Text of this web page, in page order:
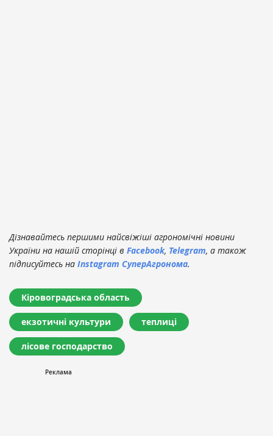
Дізнавайтесь першими найсвіжіші агрономічні новини
України на нашій сторінці в Facebook, Telegram, а також
підписуйтесь на Instagram СуперАгронома.
Кіровоградська область
екзотичні культури теплиці
лісове господарство